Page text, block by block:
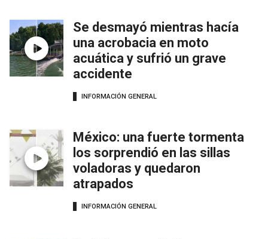
Se desmayó mientras hacía
una acrobacia en moto
acuática y sufrió un grave
accidente
INFORMACIÓN GENERAL
México: una fuerte tormenta
los sorprendió en las sillas
voladoras y quedaron
atrapados
INFORMACIÓN GENERAL